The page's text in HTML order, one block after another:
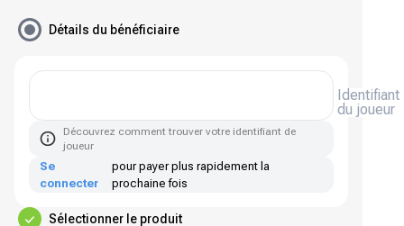
Détails du bénéficiaire
Identifiant
du joueur
Découvrez comment trouver votre identifiant de
joueur
Se
connecter
pour payer plus rapidement la
prochaine fois
Sélectionner le produit